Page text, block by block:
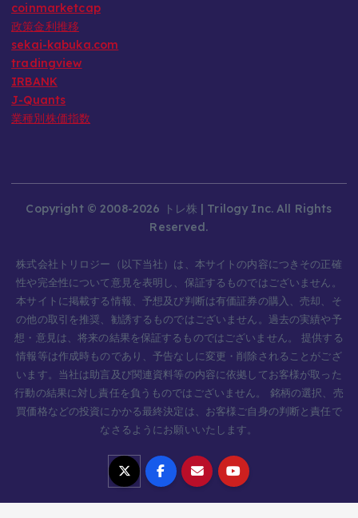
coinmarketcap
政策金利推移
sekai-kabuka.com
tradingview
IRBANK
J-Quants
業種別株価指数
Copyright © 2008-2026 トレ株 | Trilogy Inc. All Rights
Reserved.
株式会社トリロジー（以下当社）は、本サイトの内容につきその正確
性や完全性について意見を表明し、保証するものではございません。
本サイトに掲載する情報、予想及び判断は有価証券の購入、売却、そ
の他の取引を推奨、勧誘するものではございません。過去の実績や予
想・意見は、将来の結果を保証するものではございません。 提供する
情報等は作成時ものであり、予告なしに変更・削除されることがござ
います。当社は助言及び関連資料等の内容に依拠してお客様が取った
行動の結果に対し責任を負うものではございません。 銘柄の選択、売
買価格などの投資にかかる最終決定は、お客様ご自身の判断と責任で
なさるようにお願いいたします。